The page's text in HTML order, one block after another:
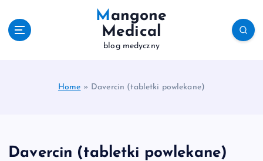
Mangone
Medical
blog medyczny
Home » Davercin (tabletki powlekane)
Davercin (tabletki powlekane)